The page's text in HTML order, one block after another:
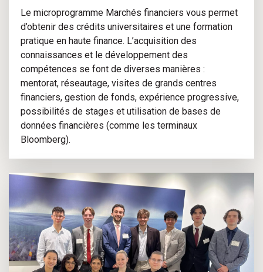
Le microprogramme Marchés financiers vous permet
d’obtenir des crédits universitaires et une formation
pratique en haute finance. L’acquisition des
connaissances et le développement des
compétences se font de diverses manières :
mentorat, réseautage, visites de grands centres
financiers, gestion de fonds, expérience progressive,
possibilités de stages et utilisation de bases de
données financières (comme les terminaux
Bloomberg).